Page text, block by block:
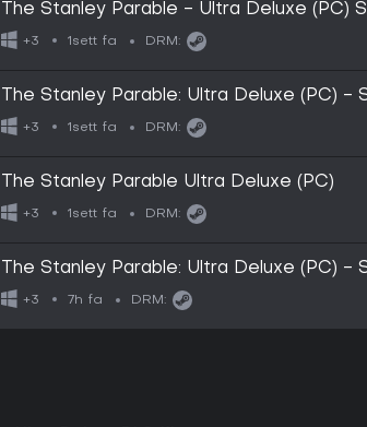
The Stanley Parable - Ultra Deluxe (PC)
GLOBAL
+3 1sett fa DRM:
The Stanley Parable: Ultra Deluxe (PC)
GLOBAL
+3 1sett fa DRM:
The Stanley Parable Ultra Deluxe (PC)
+3 1sett fa DRM:
The Stanley Parable: Ultra Deluxe (PC)
EUROPE
+3 7h fa DRM: